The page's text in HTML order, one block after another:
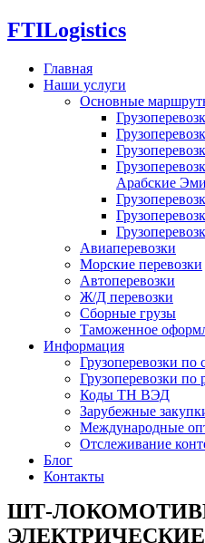
FTILogistics
Главная
Наши услуги
Основные
Арабские
Авиаперевозки
Морские перевозки
Автоперевозки
Ж/Д перевозки
Сборные грузы
Таможенное
Информация
Грузоперевозки по
Грузоперевозки по
Коды ТН ВЭД
Зарубежные
Международные
Отслеживание
Блог
Контакты
ШТ-
ЭЛЕКТРИЧЕСКИЕ